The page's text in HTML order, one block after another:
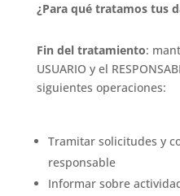
¿Para qué tratamos tus
Fin del tratamiento:
USUARIO y el
siguientes operaciones:
Tramitar solicitudes y
responsable
Informar sobre